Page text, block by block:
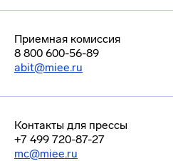
Приемная комиссия
8 800 600-56-89
abit@miee.ru
Контакты для прессы
+7 499 720-87-27
mc@miee.ru